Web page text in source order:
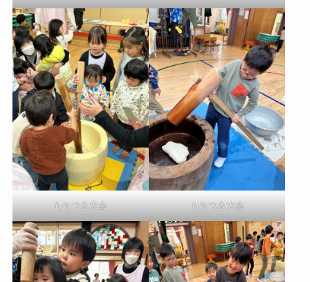
もちつき大会 もちつき大会